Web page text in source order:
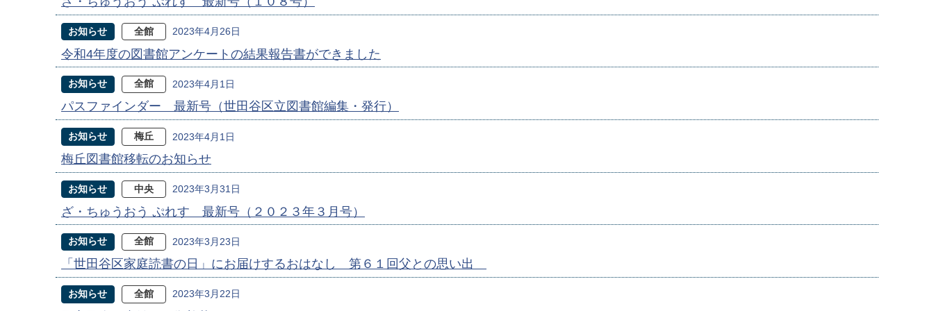
お知らせ 全館 2023年4月26日
令和4年度の図書館アンケートの結果報告書ができました
お知らせ 全館 2023年4月1日
パスファインダー 最新号（世田谷区立図書館編集・発行）
お知らせ 梅丘 2023年4月1日
梅丘図書館移転のお知らせ
お知らせ 中央 2023年3月31日
ざ・ちゅうおう ぷれす 最新号（２０２３年３月号）
お知らせ 全館 2023年3月23日
「世田谷区家庭読書の日」にお届けするおはなし 第６１回父との思い出
お知らせ 全館 2023年3月22日